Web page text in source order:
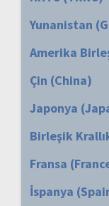
Yunanistan
Amerika
Çin (China)
Japonya
Birleşik
Fransa
İspanya